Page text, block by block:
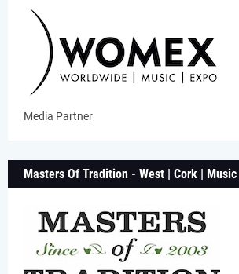
Media Partner
Masters Of Tradition - West | Cork | Music